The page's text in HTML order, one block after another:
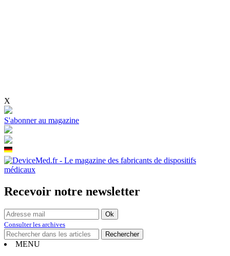
X
S'abonner au magazine
Recevoir notre newsletter
Consulter les archives
MENU